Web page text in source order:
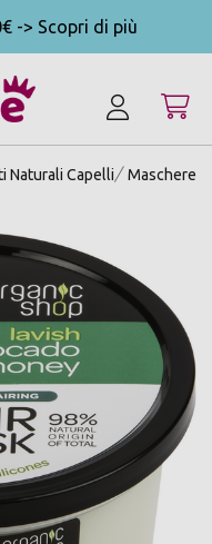
-> Scopri di più
Naturali Capelli Maschere